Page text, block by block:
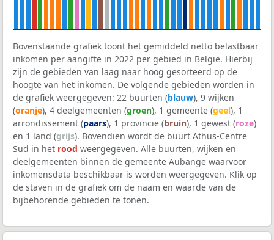
Bovenstaande grafiek toont het gemiddeld netto belastbaar
inkomen per aangifte in 2022 per gebied in België. Hierbij
zijn de gebieden van laag naar hoog gesorteerd op de
hoogte van het inkomen. De volgende gebieden worden in
de grafiek weergegeven: 22 buurten (blauw), 9 wijken
(oranje), 4 deelgemeenten (groen), 1 gemeente (geel), 1
arrondissement (paars), 1 provincie (bruin), 1 gewest (roze)
en 1 land (grijs). Bovendien wordt de buurt Athus-Centre
Sud in het rood weergegeven. Alle buurten, wijken en
deelgemeenten binnen de gemeente Aubange waarvoor
inkomensdata beschikbaar is worden weergegeven. Klik op
de staven in de grafiek om de naam en waarde van de
bijbehorende gebieden te tonen.